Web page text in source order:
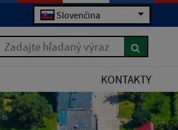
Slovenčina
Zadajte hľadaný výraz
KONTAKTY